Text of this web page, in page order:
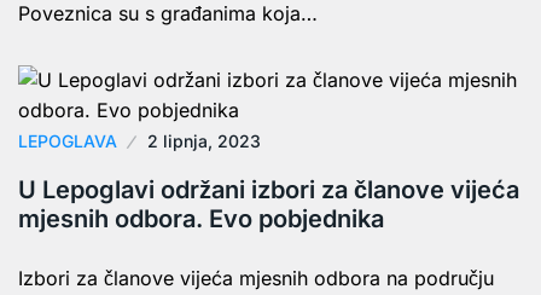
Poveznica su s građanima koja…
LEPOGLAVA 2 lipnja, 2023
U Lepoglavi održani izbori za članove vijeća
mjesnih odbora. Evo pobjednika
Izbori za članove vijeća mjesnih odbora na području